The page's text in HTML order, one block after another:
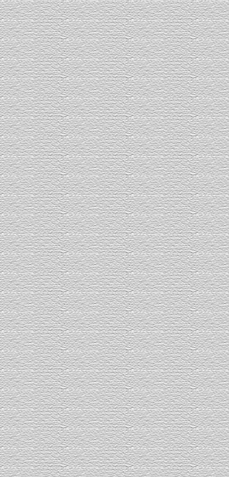
SURLY
TREK
Maker Links
CHRIS KING
HUNTER CYCLES
RETROTEC
SyCip Bikes
Troy Lee Designs
Photos onflickr